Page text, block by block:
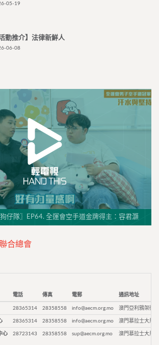
05-19
活動推介】法律新鮮人
06-08
仔隊〗EP64. 全運會空手道金牌得主：容君灝
合總會
電話 傳真 電郵 通訊地址
28365314 28358558 info@aecm.org.mo 澳門亞利鴉架街9
28365314 28358558 info@aecm.org.mo 澳門慕拉士大馬
心 28723143 28358558 sup@aecm.org.mo 澳門慕拉士大馬